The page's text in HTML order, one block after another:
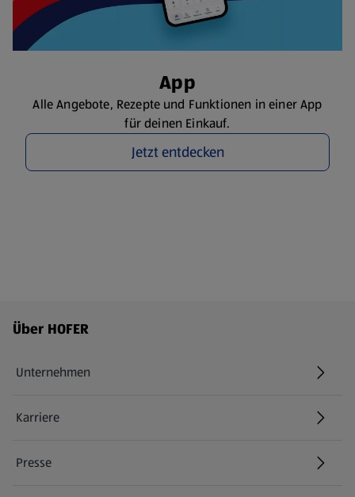
App
Alle Angebote, Rezepte und Funktionen in einer App
für deinen Einkauf.
Jetzt entdecken
Fußzeilenmenü - weitere Links
Über HOFER
Unternehmen
Karriere
(öffnet in einem neuen Tab)
Presse